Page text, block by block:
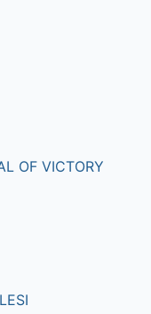
OF VICTORY